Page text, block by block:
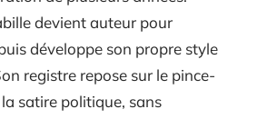
devient auteur pour
développe son propre style
registre repose sur le pince-
satire politique, sans